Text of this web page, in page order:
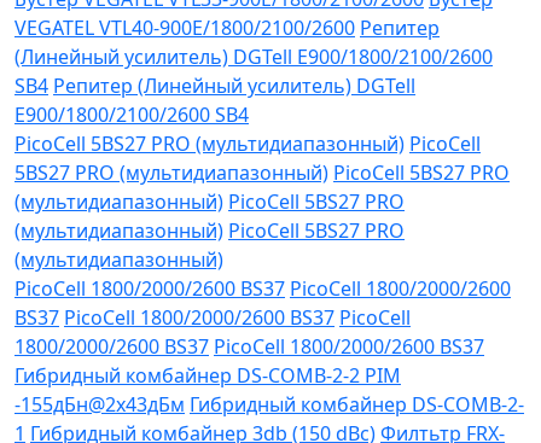
VEGATEL VTL40-900E/1800/2100/2600 Репитер
(Линейный усилитель) DGTell Е900/1800/2100/2600
SB4 Репитер (Линейный усилитель) DGTell
Е900/1800/2100/2600 SB4
PicoCell 5BS27 PRO (мультидиапазонный) PicoCell
5BS27 PRO (мультидиапазонный) PicoCell 5BS27 PRO
(мультидиапазонный) PicoCell 5BS27 PRO
(мультидиапазонный) PicoCell 5BS27 PRO
(мультидиапазонный)
PicoCell 1800/2000/2600 BS37 PicoCell 1800/2000/2600
BS37 PicoCell 1800/2000/2600 BS37 PicoCell
1800/2000/2600 BS37 PicoCell 1800/2000/2600 BS37
Гибридный комбайнер DS-COMB-2-2 PIM
-155дБн@2x43дБм Гибридный комбайнер DS-COMB-2-
1 Гибридный комбайнер 3db (150 dBc)Филтьтр FRX-